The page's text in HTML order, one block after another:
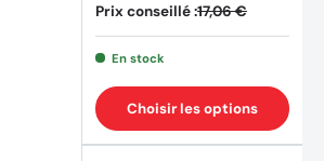
Prix conseillé :17,06 €
En stock
Choisir les options